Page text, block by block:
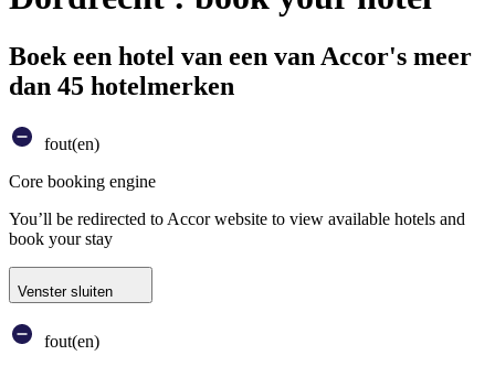
Boek een hotel van een van Accor's meer
dan 45 hotelmerken
fout(en)
Core booking engine
You’ll be redirected to Accor website to view available hotels and
book your stay
Venster sluiten
fout(en)